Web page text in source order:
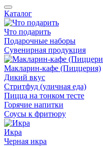
Каталог
Что подарить
Подарочные наборы
Сувенирная продукция
Макларин-кафе (Пиццерия)
Дикий вкус
Стритфуд (уличная еда)
Пицца на тонком тесте
Горячие напитки
Соусы к фритюру
Икра
Черная икра